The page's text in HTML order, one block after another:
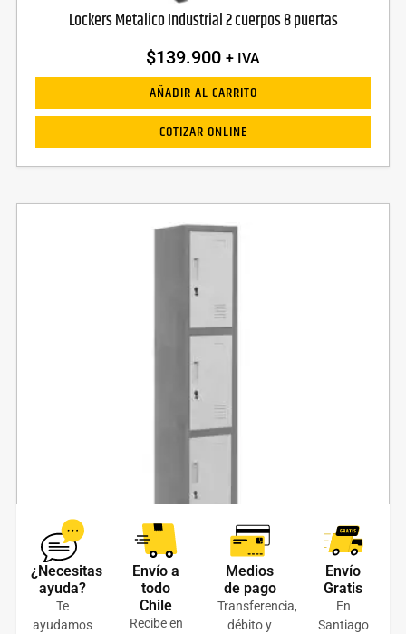
Lockers Metalico Industrial 2 cuerpos 8 puertas
$139.900 + IVA
AÑADIR AL CARRITO
COTIZAR ONLINE
Lockers Metálico Industrial 1 cuerpo 3 puertas
$95.000 + IVA
¿Necesitas
ayuda?
Te
ayudamos
Envío a
todo
Chile
Recibe en
Medios
de pago
Transferencia,
débito y
Envío
Gratis
En
Santiago